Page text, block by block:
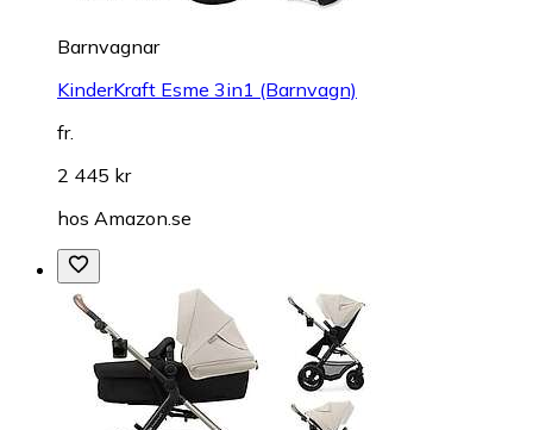
Barnvagnar
KinderKraft Esme 3in1 (Barnvagn)
fr.
2 445 kr
hos Amazon.se